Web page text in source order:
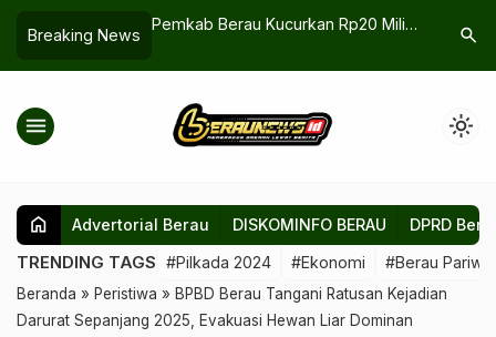
Breaking News
Pemkab Berau Kucurkan Rp20 Miliar
Jadi Identitas Baru Sekolah
Jalinsearch
menu light_mode
home Advertorial Berau DISKOMINFO BERAU DPRD
TRENDING TAGS #Pilkada 2024 #Ekonomi #Berau
Beranda » Peristiwa » BPBD Berau Tangani Ratusan Kejadian
Darurat Sepanjang 2025, Evakuasi Hewan Liar Dominan